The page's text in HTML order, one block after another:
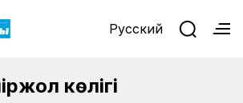
Русский
көлігі